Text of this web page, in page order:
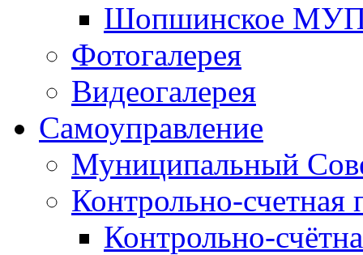
Шопшинское
Фотогалерея
Видеогалерея
Самоуправление
Муниципальный
Контрольно-счетная
Контрольно-